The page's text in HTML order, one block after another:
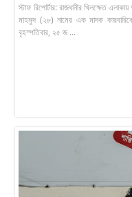
স্টাফ রিপোর্টার: রাজধানীর খিলক্ষেত
মাহমুদ (২৮) নামের এক মাদক
বৃহস্পতিবার, ২৫ জ ...